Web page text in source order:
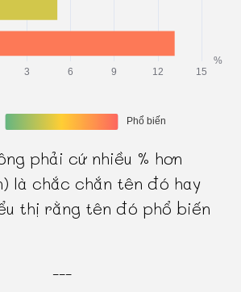
phải cứ nhiều % hơn
là chắc chắn tên đó hay
thị rằng tên đó phổ biến
---